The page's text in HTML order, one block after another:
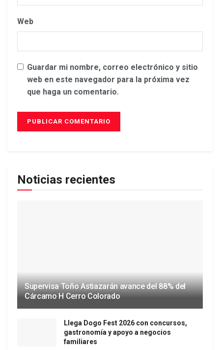
Web
Guardar mi nombre, correo electrónico y sitio
web en este navegador para la próxima vez
que haga un comentario.
Noticias recientes
Supervisa Toño Astiazarán avance del 88% del
Cárcamo H Cerro Colorado
Llega Dogo Fest 2026 con concursos,
gastronomía y apoyo a negocios
familiares